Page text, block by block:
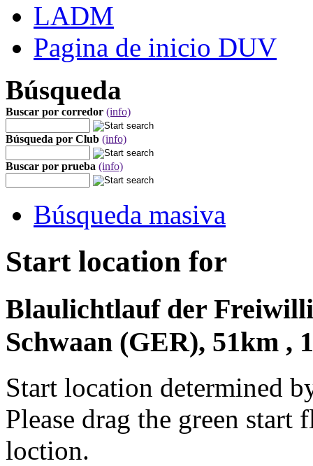
LADM
Pagina de inicio DUV
Búsqueda
Buscar por corredor (info)
Búsqueda por Club (info)
Buscar por prueba (info)
Búsqueda masiva
Start location for
Blaulichtlauf der
Schwaan (GER), 51km ,
Start location determined
Please drag the green start
loction.